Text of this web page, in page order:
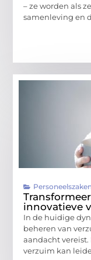
– ze worden als
samenleving en
Personeelszaken
innovatieve
In de huidige
beheren van
aandacht
verzuim kan